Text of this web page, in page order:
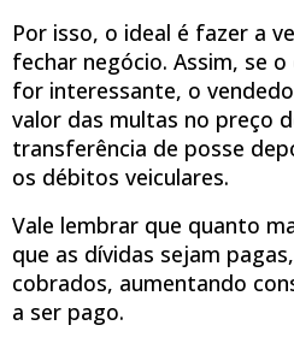
Por isso, o ideal é fazer a
fechar negócio. Assim, se
for interessante, o
valor das multas no preço
transferência de posse
os débitos veiculares.
Vale lembrar que quanto
que as dívidas sejam
cobrados, aumentando
a ser pago.